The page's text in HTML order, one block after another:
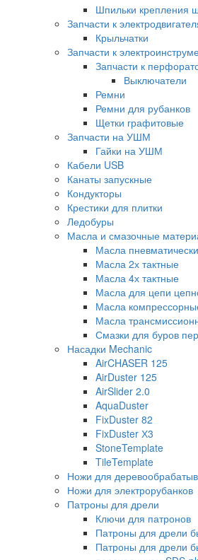
Шпильки крепления
Запчасти к
Крыльчатки
Запчасти к
Запчасти к
Выключатели
Ремни
Ремни для рубанков
Щетки графитовые
Запчасти на УШМ
Гайки на УШМ
Кабели USB
Канаты запускные
Кондукторы
Крестики для плитки
Ледобуры
Масла и смазочные
Масла
Масла 2х тактные
Масла 4х тактные
Масла для цепи
Масла
Масла
Смазки для буров
Насадки Mechanic
AirCHASER 125
AirDuster 125
AirSlider 2.0
AquaDuster
FixDuster 82
FixDuster Х3
StoneTemplate
TileTemplate
Ножи для
Ножи для электрорубанков
Патроны для дрели
Ключи для патронов
Патроны для дрели
Патроны для дрели